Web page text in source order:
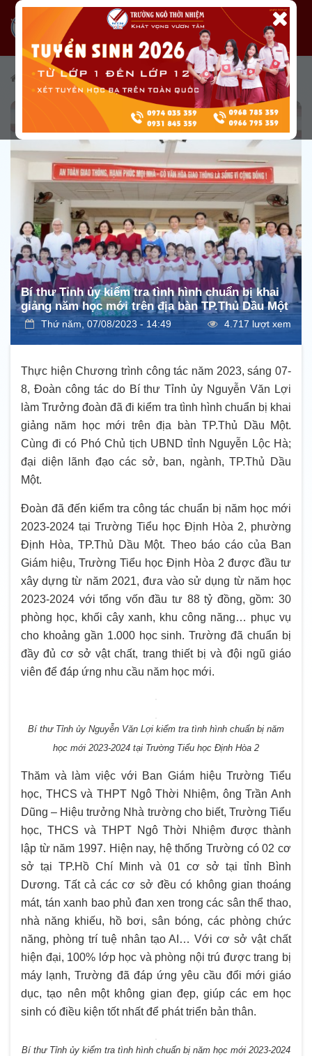
Tin tức /Báo chí nói về trường
Bí thư Tỉnh ủy kiểm tra tình hình chuẩn bị khai
giảng năm học mới trên địa bàn TP.Thủ Dầu Một
Thứ năm, 07/08/2023 - 14:49 4.717 lượt xem
Thực hiện Chương trình công tác năm 2023, sáng 07-
8, Đoàn công tác do Bí thư Tỉnh ủy Nguyễn Văn Lợi
làm Trưởng đoàn đã đi kiểm tra tình hình chuẩn bị khai
giảng năm học mới trên địa bàn TP.Thủ Dầu Một.
Cùng đi có Phó Chủ tịch UBND tỉnh Nguyễn Lộc Hà;
đại diện lãnh đạo các sở, ban, ngành, TP.Thủ Dầu
Một.
Đoàn đã đến kiểm tra công tác chuẩn bị năm học mới
2023-2024 tại Trường Tiểu học Định Hòa 2, phường
Định Hòa, TP.Thủ Dầu Một. Theo báo cáo của Ban
Giám hiệu, Trường Tiểu học Định Hòa 2 được đầu tư
xây dựng từ năm 2021, đưa vào sử dụng từ năm học
2023-2024 với tổng vốn đầu tư 88 tỷ đồng, gồm: 30
phòng học, khối cây xanh, khu công năng… phục vụ
cho khoảng gần 1.000 học sinh. Trường đã chuẩn bị
đầy đủ cơ sở vật chất, trang thiết bị và đội ngũ giáo
viên để đáp ứng nhu cầu năm học mới.
Bí thư Tỉnh ủy Nguyễn Văn Lợi kiểm tra tình hình chuẩn bị năm
học mới 2023-2024 tại Trường Tiểu học Định Hòa 2
Thăm và làm việc với Ban Giám hiệu Trường Tiểu
học, THCS và THPT Ngô Thời Nhiệm, ông Trần Anh
Dũng – Hiệu trưởng Nhà trường cho biết, Trường Tiểu
học, THCS và THPT Ngô Thời Nhiệm được thành
lập từ năm 1997. Hiện nay, hệ thống Trường có 02 cơ
sở tại TP.Hồ Chí Minh và 01 cơ sở tại tỉnh Bình
Dương. Tất cả các cơ sở đều có không gian thoáng
mát, tán xanh bao phủ đan xen trong các sân thể thao,
nhà năng khiếu, hồ bơi, sân bóng, các phòng chức
năng, phòng trí tuệ nhân tạo AI… Với cơ sở vật chất
hiện đại, 100% lớp học và phòng nội trú được trang bị
máy lạnh, Trường đã đáp ứng yêu cầu đổi mới giáo
dục, tạo nên một không gian đẹp, giúp các em học
sinh có điều kiện tốt nhất để phát triển bản thân.
Bí thư Tỉnh ủy kiểm tra tình hình chuẩn bị năm học mới 2023-2024